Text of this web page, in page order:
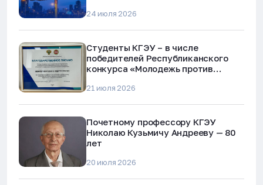
24 июля 2026
Студенты КГЭУ – в числе
победителей Республиканского
конкурса «Молодежь против
мошенничества»
21 июля 2026
Почетному профессору КГЭУ
Николаю Кузьмичу Андрееву — 80
лет
20 июля 2026